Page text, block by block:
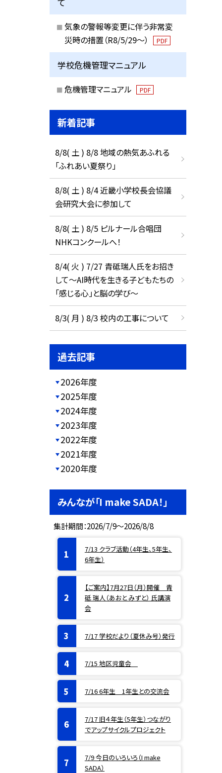
気象の警報等変更に伴う非常変
災時の措置（R8/5/29〜）
PDF
学校危機管理マニュアル
危機管理マニュアル PDF
新着記事
8/8( 土 ) 8/8 地域の熱気あふれる
「ふれあい夏祭り」
8/8( 土 ) 8/4 近畿小学校長会協議
会研究大会に参加して
8/8( 土 ) 8/5 ピルナール合唱団
NHKコンクールへ！
8/4( 火 ) 7/27 青砥瑞人氏をお招き
して〜AI時代を生きる子どもたちの
「感じる心」と脳の学び〜
8/3( 月 ) 8/3 校内の工事について
過去記事
2026年度
2025年度
2024年度
2023年度
2022年度
2021年度
2020年度
みんなが「I make SADA！」
集計期間：2026/7/9～2026/8/8
7/13 クラブ活動（4年生、5年生、
6年生）
【ご案内】7月27日（月）開催 青
砥 瑞人（あおと みずと） 氏講演
会
7/17 学校だより（夏休み号）発行
7/15 地区児童会
7/16 6年生 1年生との交流会
7/17 旧４年生（5年生）つながり
でアップサイクルプロジェクト
7/9 今日のいろいろ（I make
SADA）